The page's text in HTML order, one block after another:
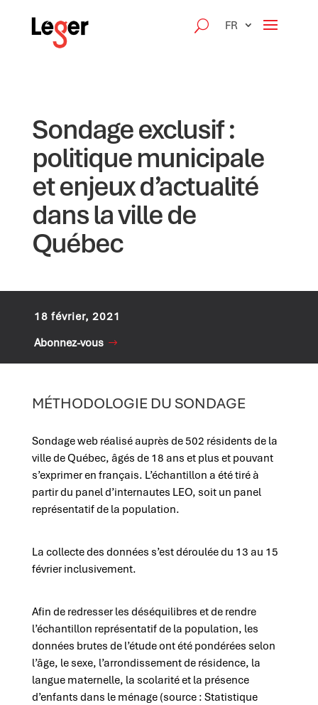
FR
Sondage exclusif :
politique municipale
et enjeux d’actualité
dans la ville de
Québec
18 février, 2021
Abonnez-vous
MÉTHODOLOGIE DU SONDAGE
Sondage web réalisé auprès de 502 résidents de la
ville de Québec, âgés de 18 ans et plus et pouvant
s’exprimer en français. L’échantillon a été tiré à
partir du panel d’internautes LEO, soit un panel
représentatif de la population.
La collecte des données s’est déroulée du 13 au 15
février inclusivement.
Afin de redresser les déséquilibres et de rendre
l’échantillon représentatif de la population, les
données brutes de l’étude ont été pondérées selon
l’âge, le sexe, l’arrondissement de résidence, la
langue maternelle, la scolarité et la présence
d’enfants dans le ménage (source : Statistique